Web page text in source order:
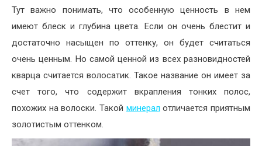
Тут важно понимать, что особенную ценность в нем
имеют блеск и глубина цвета. Если он очень блестит и
достаточно насыщен по оттенку, он будет считаться
очень ценным. Но самой ценной из всех разновидностей
кварца считается волосатик. Такое название он имеет за
счет того, что содержит вкрапления тонких полос,
похожих на волоски. Такой минерал отличается приятным
золотистым оттенком.